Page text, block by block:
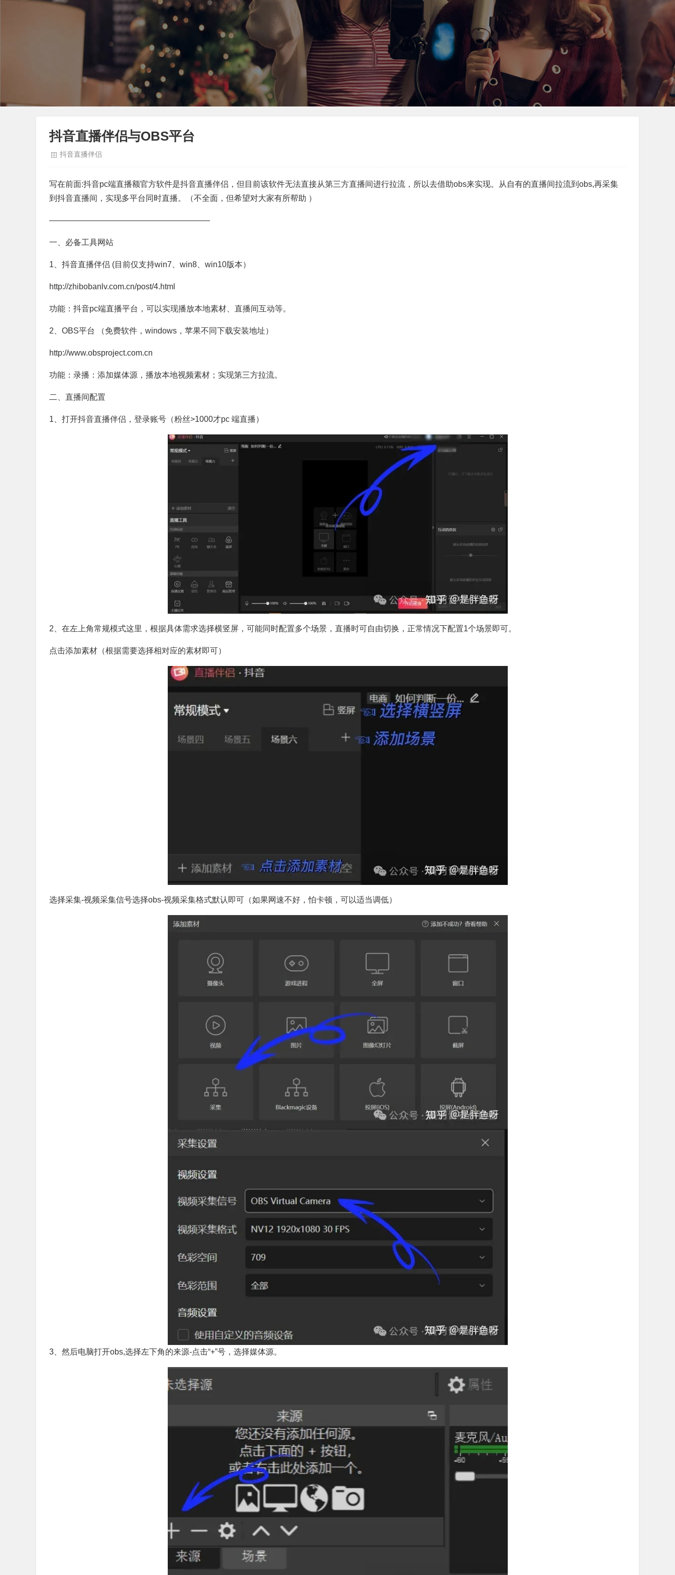
抖音直播伴侣与OBS平台
抖音直播伴侣
写在前面:抖音pc端直播额官方软件是抖音直播伴侣，但目前该软件无法直接从第三方直播间进行拉流，所以去借助obs来实现。从自有的直播间拉流到obs,再采集
到抖音直播间，实现多平台同时直播。（不全面，但希望对大家有所帮助 ）
————————————————————
一、必备工具网站
1、抖音直播伴侣 (目前仅支持win7、win8、win10版本）
http://zhibobanlv.com.cn/post/4.html
功能：抖音pc端直播平台，可以实现播放本地素材、直播间互动等。
2、OBS平台 （免费软件，windows，苹果不同下载安装地址）
http://www.obsproject.com.cn
功能：录播：添加媒体源，播放本地视频素材；实现第三方拉流。
二、直播间配置
1、打开抖音直播伴侣，登录账号（粉丝>1000才pc 端直播）
2、在左上角常规模式这里，根据具体需求选择横竖屏，可能同时配置多个场景，直播时可自由切换，正常情况下配置1个场景即可。
点击添加素材（根据需要选择相对应的素材即可）
选择采集-视频采集信号选择obs-视频采集格式默认即可（如果网速不好，怕卡顿，可以适当调低）
3、然后电脑打开obs,选择左下角的来源-点击“+”号，选择媒体源。